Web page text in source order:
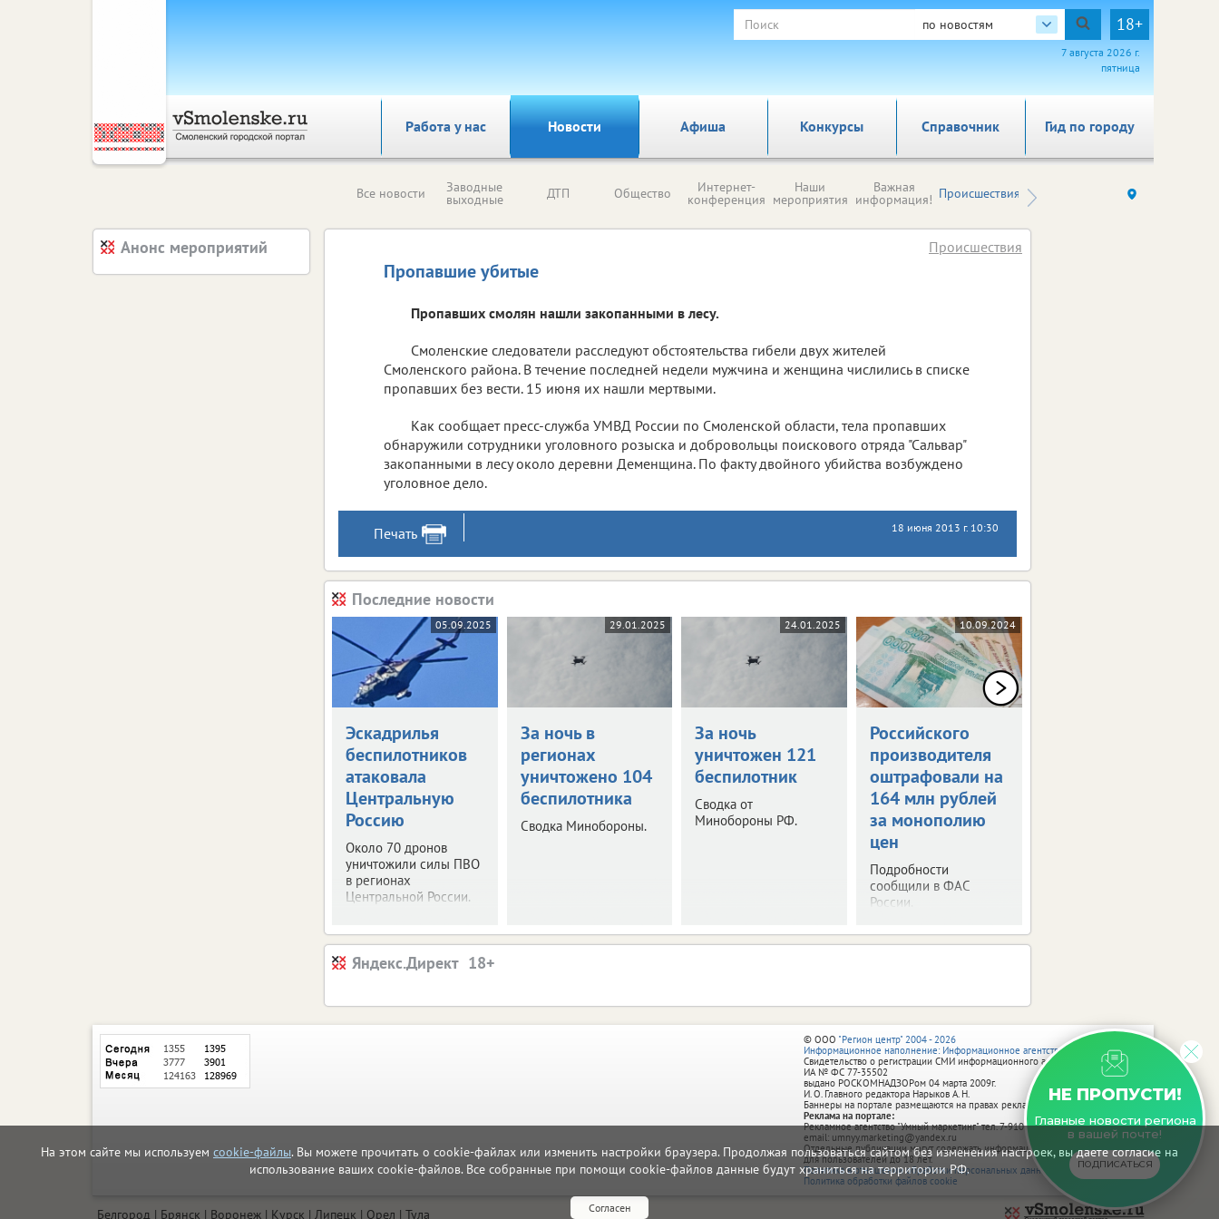
На этом сайте мы используем cookie-файлы. Вы можете прочитать о cookie-файлах или изменить настройки браузера. Продолжая пользоваться сайтом без изменения настроек, вы даете согласие на
использование ваших cookie-файлов. Все собранные при помощи cookie-файлов данные будут храниться на территории РФ.
Согласен
по новостям 18+
7 августа 2026 г.
пятница
Работа у нас Новости Афиша Справочник Гид по городу
Конкурсы
Все новости Заводные
выходные ДТП Общество Интернет-
конференция
Наши
мероприятия
Важная
информация! Происшествия Здоровье компаний (на
Пропавшие убитые
Происшествия
Пропавших смолян нашли закопанными в лесу.
Смоленские следователи расследуют обстоятельства гибели двух жителей
Смоленского района. В течение последней недели мужчина и женщина числились в списке
пропавших без вести. 15 июня их нашли мертвыми.
Как сообщает пресс-служба УМВД России по Смоленской области, тела пропавших
обнаружили сотрудники уголовного розыска и добровольцы поискового отряда "Сальвар"
закопанными в лесу около деревни Деменщина. По факту двойного убийства возбуждено
уголовное дело.
Печать 18 июня 2013 г. 10:30
Последние новости
05.09.2025
Эскадрилья
беспилотников
атаковала
Центральную
Россию
Около 70 дронов
уничтожили силы ПВО
в регионах
Центральной России.
29.01.2025
За ночь в
регионах
уничтожено 104
беспилотника
Сводка Минобороны.
24.01.2025
За ночь
уничтожен 121
беспилотник
Сводка от
Минобороны РФ.
10.09.2024
Российского
производителя
оштрафовали на
164 млн рублей
за монополию
цен
Подробности
сообщили в ФАС
России.
Яндекс.Директ
Анонс мероприятий
НЕ ПРОПУСТИ!
Главные новости региона
в вашей почте!
ПОДПИСАТЬСЯ
© ООО "Регион центр" 2004 - 2026
Информационное наполнение: Информационное агентство vRossii.ru
Свидетельство о регистрации СМИ информационного агентства vRossii.ru
ИА № ФС 77‑35502
выдано РОСКОМНАДЗОРом 04 марта 2009г.
И. О. Главного редактора Нарыков А. Н.
Баннеры на портале размещаются на правах рекламы.
Реклама на портале:
Рекламное агентство "Умный маркетинг" тел. 7-910-267-70-40,
email: umnyy.marketing@yandex.ru
Отдельные публикации могут содержать информацию, не предназначенную
для пользователей до 18 лет.
Политика в отношении обработки персональных данных
Политика обработки файлов cookie
Белгород Брянск Воронеж Курск Липецк Орел Тула